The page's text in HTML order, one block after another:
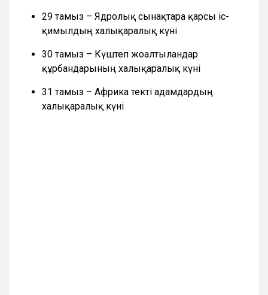
29 тамыз – Ядролық сынақтарға қарсы іс-
қимылдың халықаралық күні
30 тамыз – Күштеп жоғалтылғандар
құрбандарының халықаралық күні
31 тамыз – Африка текті адамдардың
халықаралық күні